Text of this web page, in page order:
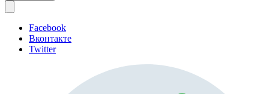
Facebook
Вконтакте
Twitter